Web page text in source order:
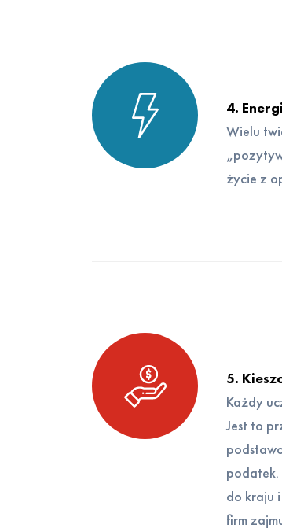
4.
Wielu
życie z
5.
Każdy
Jest to
podatek.
do kraju
firm